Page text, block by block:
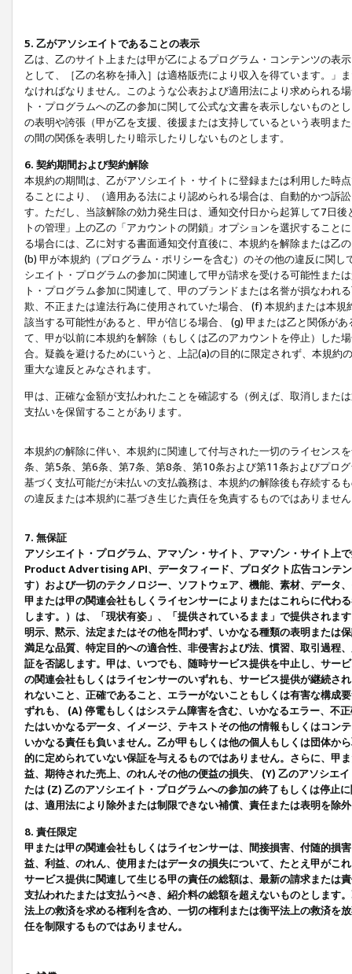
5. 乙がアソシエイトであることの表示
乙は、乙のサイト上または甲が乙によるプログラム・コンテンツの表
として、［乙の名称を挿入］は適格販売により収入を得ています。」
なければなりません。このような公表および適用法により求められる
ト・プログラムへの乙の参加に関して公式な文書を表示しないもの
の表明や誇張（甲が乙を支援、後援または支持しているという表明ま
の間の関係を表明したり暗示したりしないものとします。
6. 契約期間および契約解除
本規約の期間は、乙がアソシエイト・サイトに登録または利用した時
ることにより、（適用ある法により認められる場合は、自動的かつ訴
す。ただし、当該解除の効力発生日は、通知交付日から起算して7日
トの管理」上の乙の「アカウントの閉鎖」オプションを選択するこ
る場合には、乙に対する書面通知交付直後に、本規約を解除または乙
(b) 甲が本規約（プログラム・ポリシーを含む）のその他の違反に関
シエイト・プログラムの参加に関連して甲が請求を受ける可能性また
ト・プログラム参加に関連して、甲のブランドまたは名誉が損なわれ
欺、不正または違法行為に使用されていた場合、 (f) 本規約または本
該当する可能性があると、甲が信じる場合、 (g) 甲または乙と関係が
て、甲が以前に本規約を解除（もしくは乙のアカウントを停止）した
合。疑義を避けるためにいうと、上記(a)の目的に限定されず、本規
重大な違反とみなされます。
甲は、正確な金額が支払われたことを確認する（例えば、取消しまた
支払いを保留することがあります。
本規約の解除に伴い、本規約に関連して付与された一切のライセンス
条、第5条、第6条、第7条、第8条、第10条および第11条およびプロ
基づく支払可能だが未払いの支払義務は、本規約の解除後も存続する
の違反または本規約に基づき生じた責任を免責するものではありませ
7. 無保証
アソシエイト・プログラム、アマゾン・サイト、アマゾン・サイト上
Product Advertising API、データフィード、プロダクト広告コンテ
す）および一切のテクノロジー、ソフトウェア、機能、素材、データ
甲または甲の関連会社もしくライセンサーによりまたはこれらに代わ
します。）は、「現状有姿」、「提供されているまま」で提供されま
明示、黙示、法定またはその他を問わず、いかなる種類の表明または
満足な品質、特定目的への適合性、非侵害および法、慣習、取引過程
証を否認します。甲は、いつでも、随時サービス提供を中止し、サー
の関連会社もしくはライセンサーのいずれも、サービス提供が継続さ
れないこと、正確であること、エラーがないこともしくは有害な構成
ずれも、 (A) 停電もしくはシステム障害を含む、いかなるエラー、不
たはいかなるデータ、イメージ、テキストその他の情報もしくはコン
いかなる責任も負いません。乙が甲もしくは他の個人もしくは団体か
的に定められていない保証を与えるものではありません。さらに、甲
益、期待された売上、のれんその他の便益の損失、 (Y) 乙のアソシエ
たは (Z) 乙のアソシエイト・プログラムへの参加の終了もしくは停止
は、適用法により除外または制限できない補償、責任または表明を除
8. 責任限定
甲または甲の関連会社もしくはライセンサーは、間接損害、付随的損
益、利益、のれん、使用またはデータの損失について、たとえ甲がこ
サービス提供に関連して生じる甲の責任の総額は、最新の請求または
支払われたまたは支払うべき、紹介料の総額を超えないものとします
法上の救済を求める権利を含め、一切の権利または衡平法上の救済を
任を制限するものではありません。